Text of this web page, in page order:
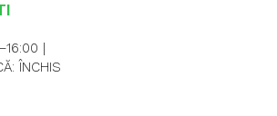
|
ÎNCHIS